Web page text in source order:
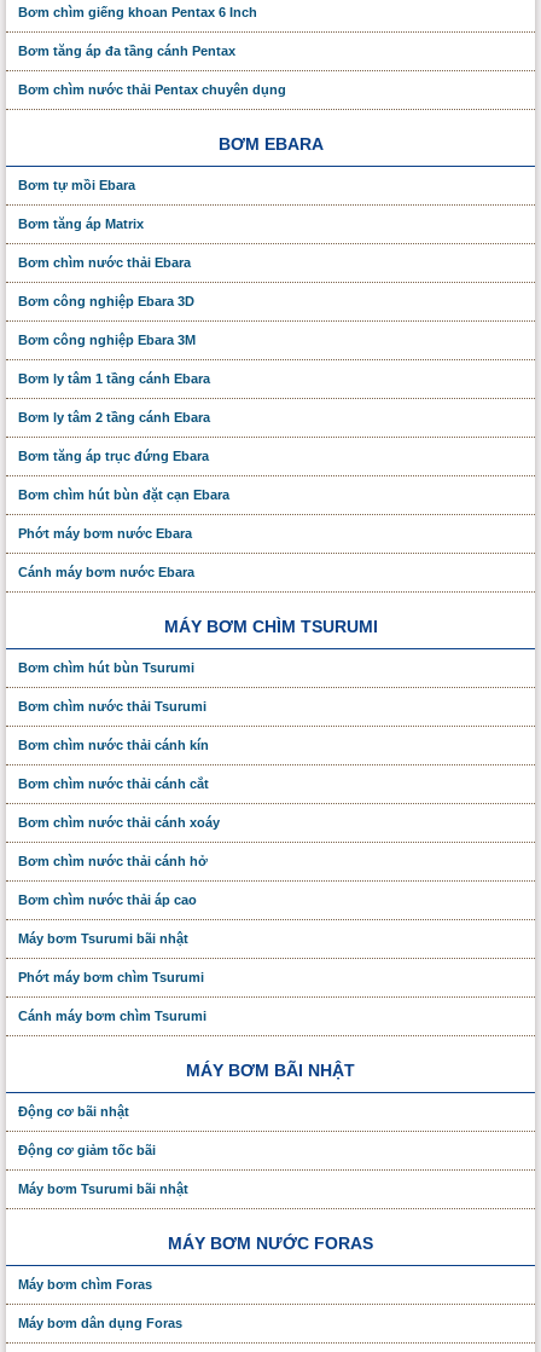
Bơm chìm giếng khoan Pentax 6 Inch
Bơm tăng áp đa tầng cánh Pentax
Bơm chìm nước thải Pentax chuyên dụng
BƠM EBARA
Bơm tự mồi Ebara
Bơm tăng áp Matrix
Bơm chìm nước thải Ebara
Bơm công nghiệp Ebara 3D
Bơm công nghiệp Ebara 3M
Bơm ly tâm 1 tầng cánh Ebara
Bơm ly tâm 2 tầng cánh Ebara
Bơm tăng áp trục đứng Ebara
Bơm chìm hút bùn đặt cạn Ebara
Phớt máy bơm nước Ebara
Cánh máy bơm nước Ebara
MÁY BƠM CHÌM TSURUMI
Bơm chìm hút bùn Tsurumi
Bơm chìm nước thải Tsurumi
Bơm chìm nước thải cánh kín
Bơm chìm nước thải cánh cắt
Bơm chìm nước thải cánh xoáy
Bơm chìm nước thải cánh hở
Bơm chìm nước thải áp cao
Máy bơm Tsurumi bãi nhật
Phớt máy bơm chìm Tsurumi
Cánh máy bơm chìm Tsurumi
MÁY BƠM BÃI NHẬT
Động cơ bãi nhật
Động cơ giảm tốc bãi
Máy bơm Tsurumi bãi nhật
MÁY BƠM NƯỚC FORAS
Máy bơm chìm Foras
Máy bơm dân dụng Foras